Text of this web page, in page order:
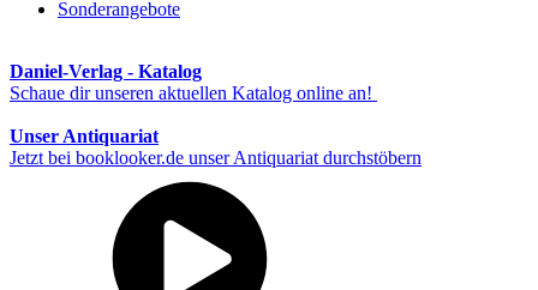
Sonderangebote
Daniel-Verlag - Katalog
Schaue dir unseren aktuellen Katalog online an!
Unser Antiquariat
Jetzt bei booklooker.de unser Antiquariat durchstöbern